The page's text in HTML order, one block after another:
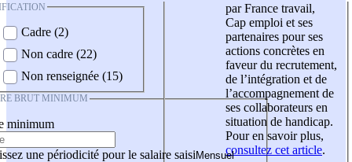
Cadre (2)
Non cadre (22)
Non renseignée (15)
BRUT MINIMUM
minimum
une périodicité pour le salaire saisi
par France travail,
Cap emploi et ses
partenaires pour ses
actions concrètes en
faveur du recrutement,
de l’intégration et de
l’accompagnement de
ses collaborateurs en
situation de handicap.
Pour en savoir plus,
consultez cet article.